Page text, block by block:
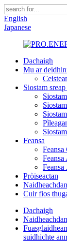
English
Japanese
Dachaigh
Mu ar
Siostam
Feansa
Feansa
Feansa
Pròiseactan
Naidheachdan
Cuir fios
Dachaigh
Naidheachdan
suidhichte